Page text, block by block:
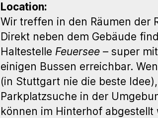
Location:
Wir treffen in den Räumen der
Direkt neben dem Gebäude
Haltestelle Feuersee – super
einigen Bussen erreichbar.
(in Stuttgart nie die beste
Parkplatzsuche in der
können im Hinterhof abgestellt